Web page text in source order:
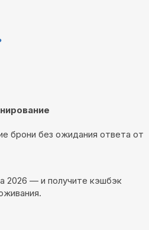
брони без ожидания ответа от
2026 — и получите кэшбэк